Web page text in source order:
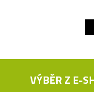
VÝBĚR Z E-